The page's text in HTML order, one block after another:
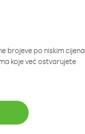
brojeve po niskim
koje već ostvarujete